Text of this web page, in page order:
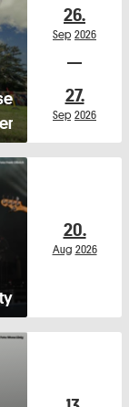
26.
Sep 2026
27.
Sep 2026
20.
Aug 2026